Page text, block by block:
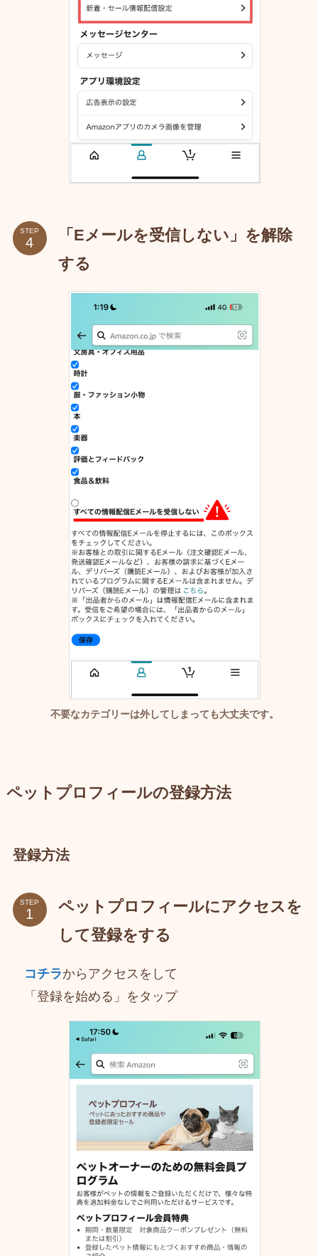
STEP
「Eメールを受信しない」を解除
する
不要なカテゴリーは外してしまっても大丈夫です。
ペットプロフィールの登録方法
登録方法
STEP
ペットプロフィールにアクセスを
して登録をする
コチラからアクセスをして
「登録を始める」をタップ